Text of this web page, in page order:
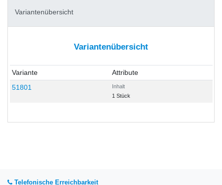
Variantenübersicht
Variantenübersicht
Variante
Attribute
51801
Inhalt
1 Stück
Telefonische Erreichbarkeit